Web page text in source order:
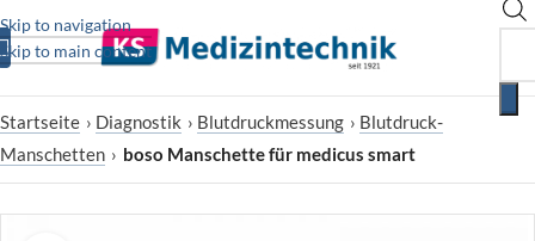
Skip to navigation
Skip to main content
Startseite › Diagnostik › Blutdruckmessung › Blutdruck-
Manschetten › boso Manschette für medicus smart